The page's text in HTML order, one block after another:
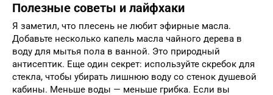
Полезные советы и лайфхаки
Я заметил, что плесень не любит эфирные масла.
Добавьте несколько капель масла чайного дерева в
воду для мытья пола в ванной. Это природный
антисептик. Еще один секрет: используйте скребок для
стекла, чтобы убирать лишнюю воду со стенок душевой
кабины. Меньше воды — меньше грибка. Если вы